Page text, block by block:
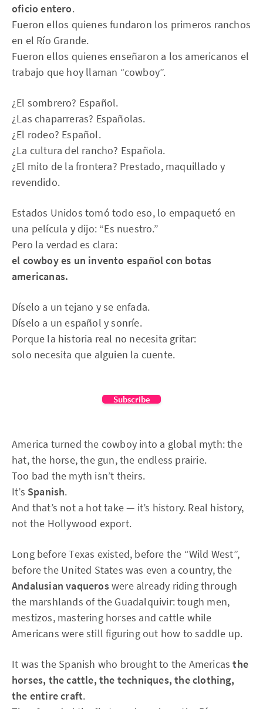
oficio entero.
Fueron ellos quienes fundaron los primeros ranchos
en el Río Grande.
Fueron ellos quienes enseñaron a los americanos el
trabajo que hoy llaman “cowboy”.
¿El sombrero? Español.
¿Las chaparreras? Españolas.
¿El rodeo? Español.
¿La cultura del rancho? Española.
¿El mito de la frontera? Prestado, maquillado y
revendido.
Estados Unidos tomó todo eso, lo empaquetó en
una película y dijo: “Es nuestro.”
Pero la verdad es clara:
el cowboy es un invento español con botas
americanas.
Díselo a un tejano y se enfada.
Díselo a un español y sonríe.
Porque la historia real no necesita gritar:
solo necesita que alguien la cuente.
Subscribe
America turned the cowboy into a global myth: the
hat, the horse, the gun, the endless prairie.
Too bad the myth isn’t theirs.
It’s Spanish.
And that’s not a hot take — it’s history. Real history,
not the Hollywood export.
Long before Texas existed, before the “Wild West”,
before the United States was even a country, the
Andalusian vaqueroswere already riding through
the marshlands of the Guadalquivir: tough men,
mestizos, mastering horses and cattle while
Americans were still figuring out how to saddle up.
It was the Spanish who brought to the Americasthe
horses, the cattle, the techniques, the clothing,
the entire craft.